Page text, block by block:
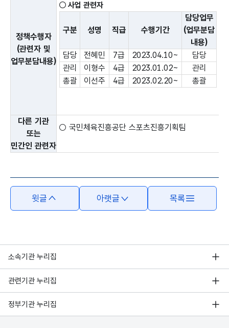
정책수행자
(관련자 및
업무분담내용)
○ 사업 관련자
사업 관련자
구분 성명 직급 수행기간
담당업무
(업무분담
내용)
담당
전혜민 7급 2023.04.10~
담당
관리
이형수 4급 2023.01.02~
관리
총괄
이선주 4급 2023.02.20~ 총괄
다른 기관
또는
민간인 관련자
○ 국민체육진흥공단 스포츠진흥기획팀
윗글 아랫글 목록
소속기관 누리집
관련기관 누리집
정부기관 누리집